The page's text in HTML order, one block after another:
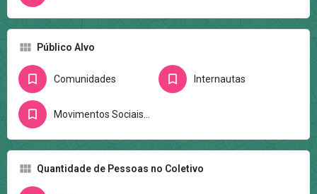
Público Alvo
Comunidades Internautas
Movimentos Sociais/Ativistas
Quantidade de Pessoas no Coletivo